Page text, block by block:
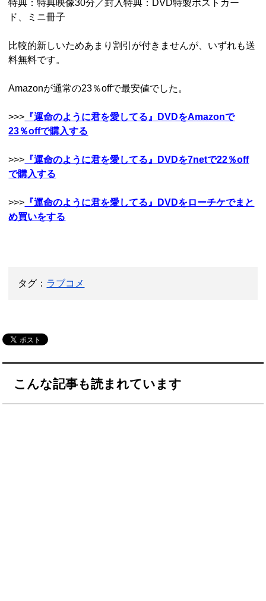
特典：特典映像30分／封入特典：DVD特製ポストカー
ド、ミニ冊子
比較的新しいためあまり割引が付きませんが、いずれも送
料無料です。
Amazonが通常の23％offで最安値でした。
>>> 『運命のように君を愛してる』DVDをAmazonで
23％offで購入する
>>> 『運命のように君を愛してる』DVDを7netで22％off
で購入する
>>> 『運命のように君を愛してる』DVDをローチケでまと
め買いをする
タグ： ラブコメ
こんな記事も読まれています